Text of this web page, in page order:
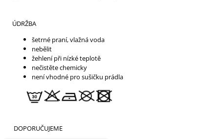
ÚDRŽBA
šetrné praní, vlažná voda
nebělit
žehlení při nízké teplotě
nečistěte chemicky
není vhodné pro sušičku prádla
DOPORUČUJEME